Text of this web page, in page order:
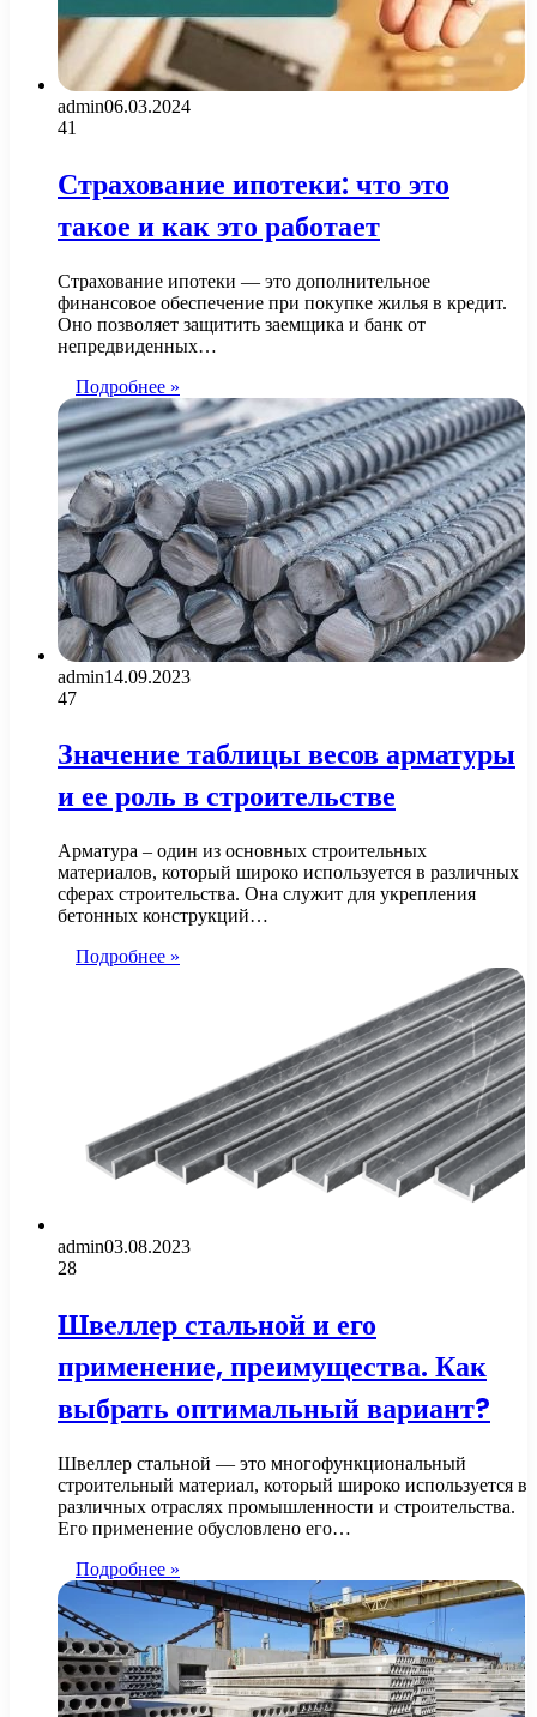
admin06.03.2024
41
Страхование ипотеки: что это
такое и как это работает
Страхование ипотеки — это дополнительное
финансовое обеспечение при покупке жилья в кредит.
Оно позволяет защитить заемщика и банк от
непредвиденных…
Подробнее »
admin14.09.2023
47
Значение таблицы весов арматуры
и ее роль в строительстве
Арматура – один из основных строительных
материалов, который широко используется в различных
сферах строительства. Она служит для укрепления
бетонных конструкций…
Подробнее »
admin03.08.2023
28
Швеллер стальной и его
применение, преимущества. Как
выбрать оптимальный вариант?
Швеллер стальной — это многофункциональный
строительный материал, который широко используется в
различных отраслях промышленности и строительства.
Его применение обусловлено его…
Подробнее »